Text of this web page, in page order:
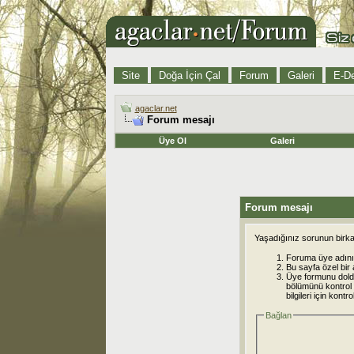
Site Doğa İçin Çal Forum Galeri E-
agaclar.net
Forum mesajı
Üye Ol Galeri
Forum mesajı
Yaşadığınız sorunun
Foruma üye
Bu sayfa özel bir
Üye formunu
bölümünü kontrol
bilgileri için
Bağlan